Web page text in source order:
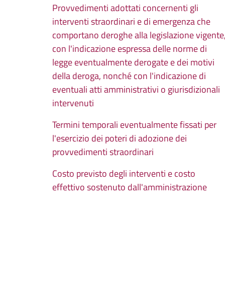
Provvedimenti adottati concernenti gli
interventi straordinari e di emergenza che
comportano deroghe alla legislazione vigente,
con l'indicazione espressa delle norme di
legge eventualmente derogate e dei motivi
della deroga, nonché con l'indicazione di
eventuali atti amministrativi o giurisdizionali
intervenuti
Termini temporali eventualmente fissati per
l'esercizio dei poteri di adozione dei
provvedimenti straordinari
Costo previsto degli interventi e costo
effettivo sostenuto dall'amministrazione